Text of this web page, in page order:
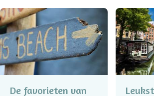
De favorieten van